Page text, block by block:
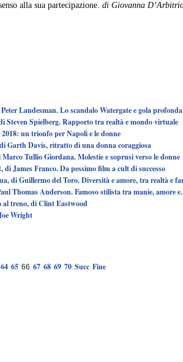
alla sua partecipazione. di Giovanna
Landesman. Lo scandalo Watergate e gola profonda
Steven Spielberg. Rapporto tra realtà e mondo virtuale
un trionfo per Napoli e le donne
Garth Davis, ritratto di una donna coraggiosa
Tullio Giordana. Molestie e soprusi verso le donne
James Franco. Da pessimo film a cult di successo
di Guillermo del Toro. Diversità e amore, tra realtà e
Thomas Anderson. Famoso stilista tra manie, amore
al treno, di Clint Eastwood
Wright
64 65 66 67 68 69 70 Succ Fine